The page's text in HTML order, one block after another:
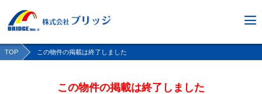
TOP この物件の掲載は終了しました
この物件の掲載は終了しました